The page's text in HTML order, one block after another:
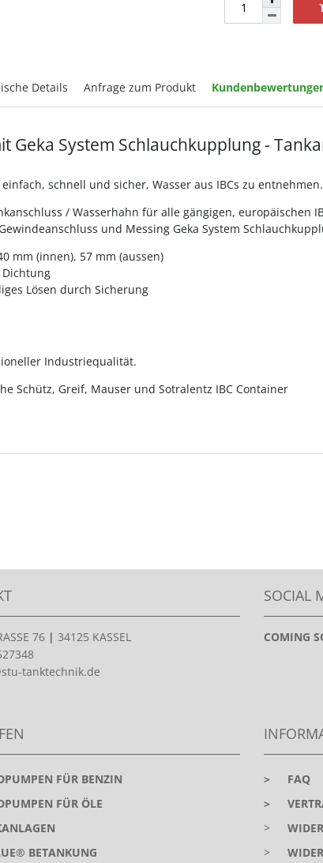
Details Anfrage zum Produkt
Geka System Schlauchkupplung -
schnell und sicher, Wasser aus IBCs zu entnehmen.
/ Wasserhahn für alle gängigen, europäischen
und Messing Geka System
mm (innen), 57 mm (aussen)
Dichtung
Lösen durch Sicherung
Industriequalität.
Schütz, Greif, Mauser und Sotralentz IBC Container
76 | 34125 KASSEL
tanktechnik.de
SOCIAL
COMING
FÜR BENZIN
FÜR ÖLE
BETANKUNG
>
FAQ
>
>
>